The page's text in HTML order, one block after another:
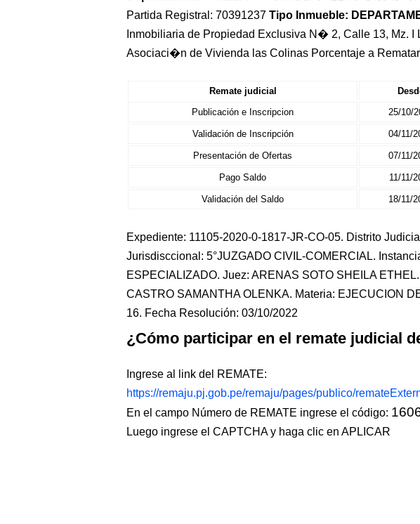
Partida Registral: 70391237 Tipo Inmueble:
Inmobiliaria de Propiedad Exclusiva N� 2, Calle 13, Mz. I
Asociaci�n de Vivienda las Colinas Porcentaje a
Remate judicial
Publicación e Inscripcion
25/10/
Validación de Inscripción 04/11/
Presentación de Ofertas 07/11/
Pago Saldo 11/11/
Validación del Saldo 18/11/
Expediente: 11105-2020-0-1817-JR-CO-05. Distrito
Jurisdisccional: 5°JUZGADO CIVIL-COMERCIAL.
ESPECIALIZADO. Juez: ARENAS SOTO SHEILA
CASTRO SAMANTHA OLENKA. Materia: EJECUCION
16. Fecha Resolución: 03/10/2022
¿Cómo participar en el remate judicial
Ingrese al link del REMATE:
https://remaju.pj.gob.pe/remaju/pages/publico/
En el campo Número de REMATE ingrese el código:
Luego ingrese el CAPTCHA y haga clic en APLICAR